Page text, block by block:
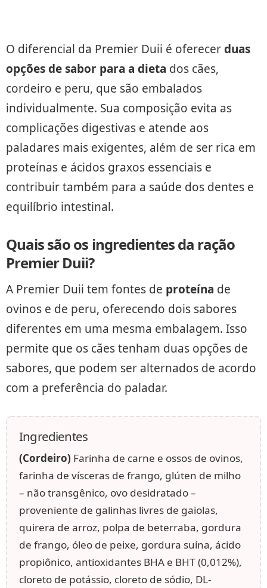
O diferencial da Premier Duii é oferecerduas
opções de sabor para a dieta dos cães,
cordeiro e peru, que são embalados
individualmente. Sua composição evita as
complicações digestivas e atende aos
paladares mais exigentes, além de ser rica em
proteínas e ácidos graxos essenciais e
contribuir também para a saúde dos dentes e
equilíbrio intestinal.
Quais são os ingredientes da ração
Premier Duii?
A Premier Duii tem fontes de proteína de
ovinos e de peru, oferecendo dois sabores
diferentes em uma mesma embalagem. Isso
permite que os cães tenham duas opções de
sabores, que podem ser alternados de acordo
com a preferência do paladar.
Ingredientes
(Cordeiro) Farinha de carne e ossos de ovinos,
farinha de vísceras de frango, glúten de milho
– não transgênico, ovo desidratado –
proveniente de galinhas livres de gaiolas,
quirera de arroz, polpa de beterraba, gordura
de frango, óleo de peixe, gordura suína, ácido
propiônico, antioxidantes BHA e BHT (0,012%),
cloreto de potássio, cloreto de sódio, DL-